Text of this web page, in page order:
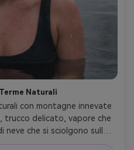
Naturali
con montagne innevate
trucco delicato, vapore che
neve che si sciolgono sulla
scatto Sony A7IV, 50mm